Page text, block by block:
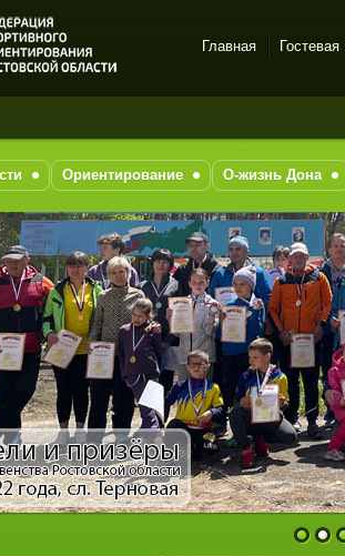
Дону
Главная Гостевая
Ориентирование О-жизнь Дона